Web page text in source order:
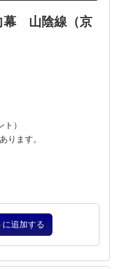
幕 山陰線（京
）
ります。
に追加する